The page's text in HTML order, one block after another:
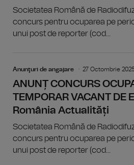
Societatea Română de
concurs pentru ocuparea pe
unui post de reporter (cod...
Anunţuri de angajare 27 Octombrie
ANUNȚ CONCURS
TEMPORAR VACANT DE
România Actualități
Societatea Română de
concurs pentru ocuparea pe
unui post de reporter (cod...